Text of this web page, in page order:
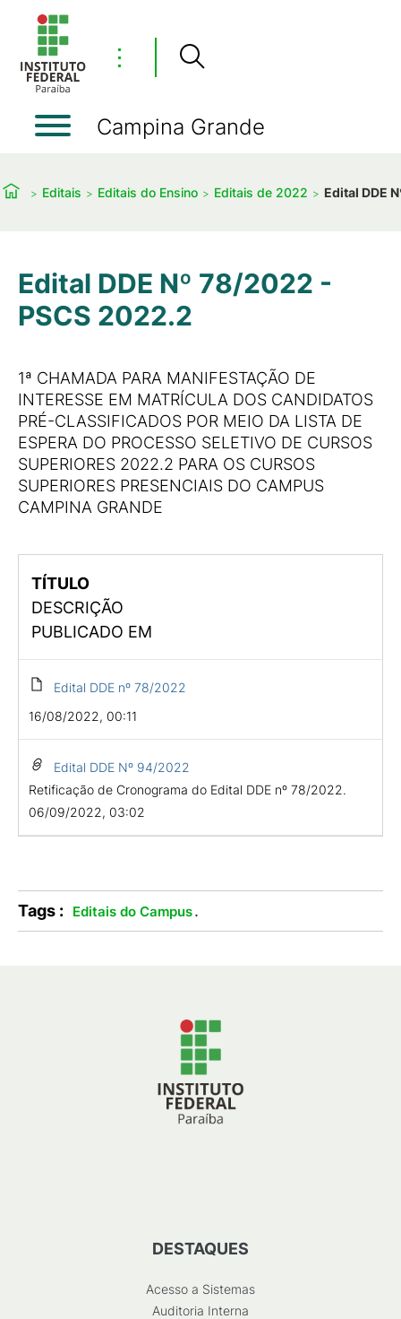
⋮
Campina Grande
Editais Editais do Ensino Editais de 2022 Edital DDE
Edital DDE Nº 78/2022 -
PSCS 2022.2
1ª CHAMADA PARA MANIFESTAÇÃO DE
INTERESSE EM MATRÍCULA DOS CANDIDATOS
PRÉ-CLASSIFICADOS POR MEIO DA LISTA DE
ESPERA DO PROCESSO SELETIVO DE CURSOS
SUPERIORES 2022.2 PARA OS CURSOS
SUPERIORES PRESENCIAIS DO CAMPUS
CAMPINA GRANDE
TÍTULO
DESCRIÇÃO
PUBLICADO EM
Edital DDE nº 78/2022
16/08/2022, 00:11
Edital DDE Nº 94/2022
Retificação de Cronograma do Edital DDE nº 78/2022.
06/09/2022, 03:02
Tags : Editais do Campus.
DESTAQUES
Acesso a Sistemas
Auditoria Interna